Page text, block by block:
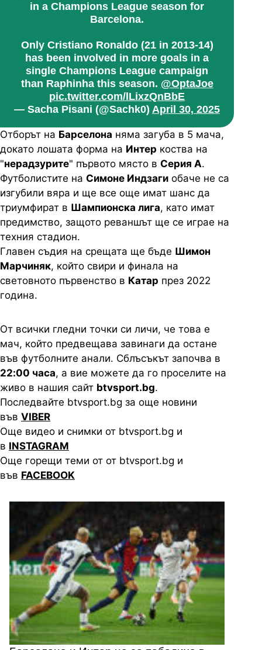
in a Champions League season for
Barcelona.
Only Cristiano Ronaldo (21 in 2013-14)
has been involved in more goals in a
single Champions League campaign
than Raphinha this season. @OptaJoe
pic.twitter.com/lLixzQnBbE
— Sacha Pisani (@Sachk0) April 30, 2025
Отборът на Барселона няма загуба в 5 мача,
докато лошата форма на Интер коства на
"нерадзурите" първото място в Серия А.
Футболистите на Симоне Индзаги обаче не са
изгубили вяра и ще все още имат шанс да
триумфират в Шампионска лига, като имат
предимство, защото реваншът ще се играе на
техния стадион.
Главен съдия на срещата ще бъде Шимон
Марчиняк, който свири и финала на
световното първенство в Катар през 2022
година.
От всички гледни точки си личи, че това е
мач, който предвещава завинаги да остане
във футболните анали. Сблъсъкът започва в
22:00 часа, а вие можете да го проселите на
живо в нашия сайт btvsport.bg.
Последвайте btvsport.bg за още новини
във VIBER
Още видео и снимки от btvsport.bg и
в INSTAGRAM
Още горещи теми от от btvsport.bg и
във FACEBOOK